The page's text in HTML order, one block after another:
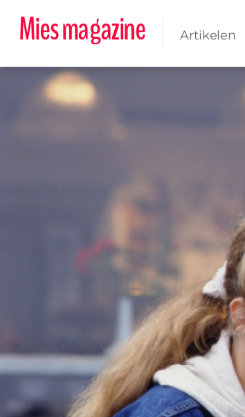
Mies magazine Artikelen